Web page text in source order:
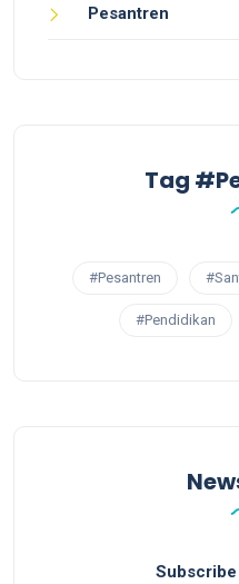
Pesantren
Tag
#Pesantren
#Pendidikan
Subscribe